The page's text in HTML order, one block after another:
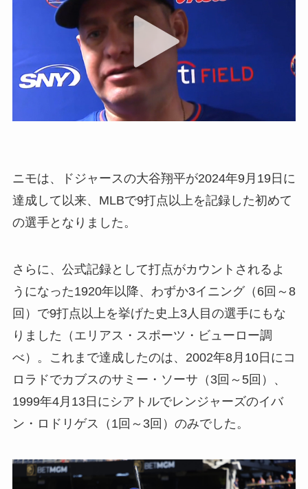
ニモは、ドジャースの大谷翔平が2024年9月19日に
達成して以来、MLBで9打点以上を記録した初めて
の選手となりました。
さらに、公式記録として打点がカウントされるよ
うになった1920年以降、わずか3イニング（6回～8
回）で9打点以上を挙げた史上3人目の選手にもな
りました（エリアス・スポーツ・ビューロー調
べ）。これまで達成したのは、2002年8月10日にコ
ロラドでカブスのサミー・ソーサ（3回～5回）、
1999年4月13日にシアトルでレンジャーズのイバ
ン・ロドリゲス（1回～3回）のみでした。